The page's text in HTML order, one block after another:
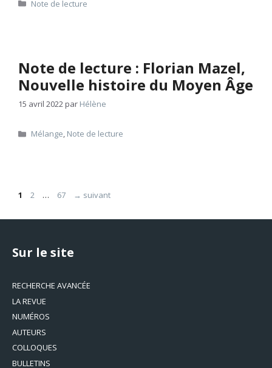
Note de lecture
Note de lecture : Florian Mazel,
Nouvelle histoire du Moyen Âge
15 avril 2022par Hélène
Catégories
Mélange, Note de lecture
Page
1 Page
2 … Page
67 → suivant
Sur le site
RECHERCHE AVANCÉE
LA REVUE
NUMÉROS
AUTEURS
COLLOQUES
BULLETINS